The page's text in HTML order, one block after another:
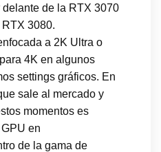
de la RTX 3070
3080.
a 2K Ultra o
4K en algunos
settings gráficos. En
sale al mercado y
momentos es
en
de la gama de